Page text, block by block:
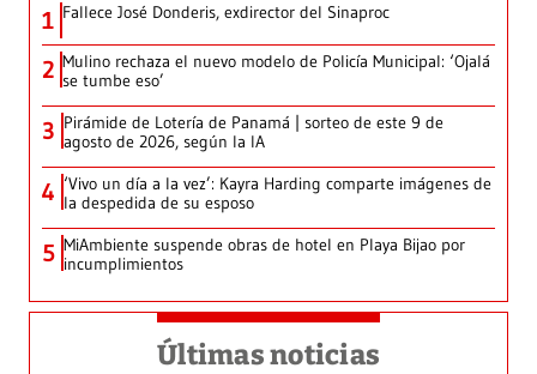
1 Fallece José Donderis, exdirector del Sinaproc
2 Mulino rechaza el nuevo modelo de Policía Municipal: ‘Ojalá
se tumbe eso’
3 Pirámide de Lotería de Panamá | sorteo de este 9 de
agosto de 2026, según la IA
4 ‘Vivo un día a la vez’: Kayra Harding comparte imágenes de
la despedida de su esposo
5 MiAmbiente suspende obras de hotel en Playa Bijao por
incumplimientos
Últimas noticias